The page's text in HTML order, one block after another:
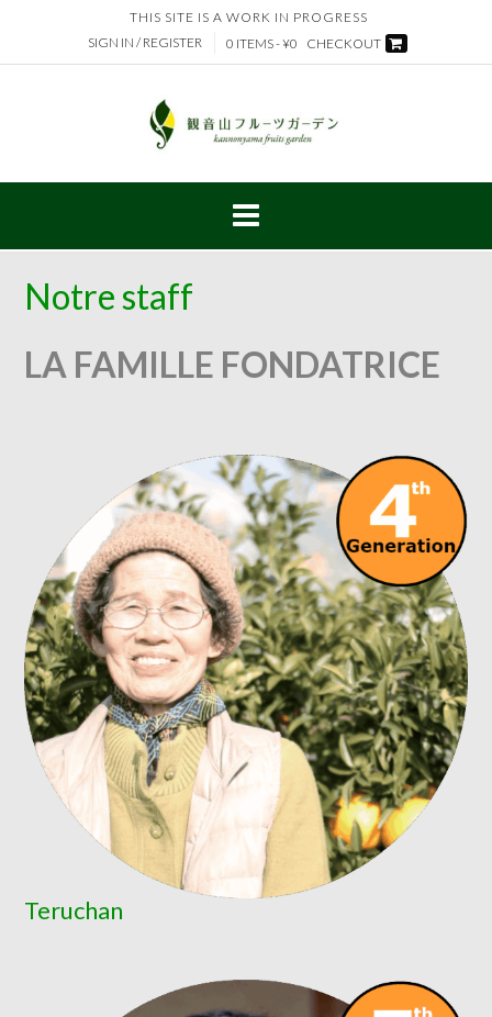
content
THIS SITE IS A WORK IN PROGRESS
SIGN IN / REGISTER
0 ITEMS - ¥0 CHECKOUT
Notre staff
LA FAMILLE FONDATRICE
Teruchan